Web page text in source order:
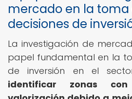
mercado en la toma
decisiones de
La investigación de
papel fundamental en la
de inversión en el
identificar zonas